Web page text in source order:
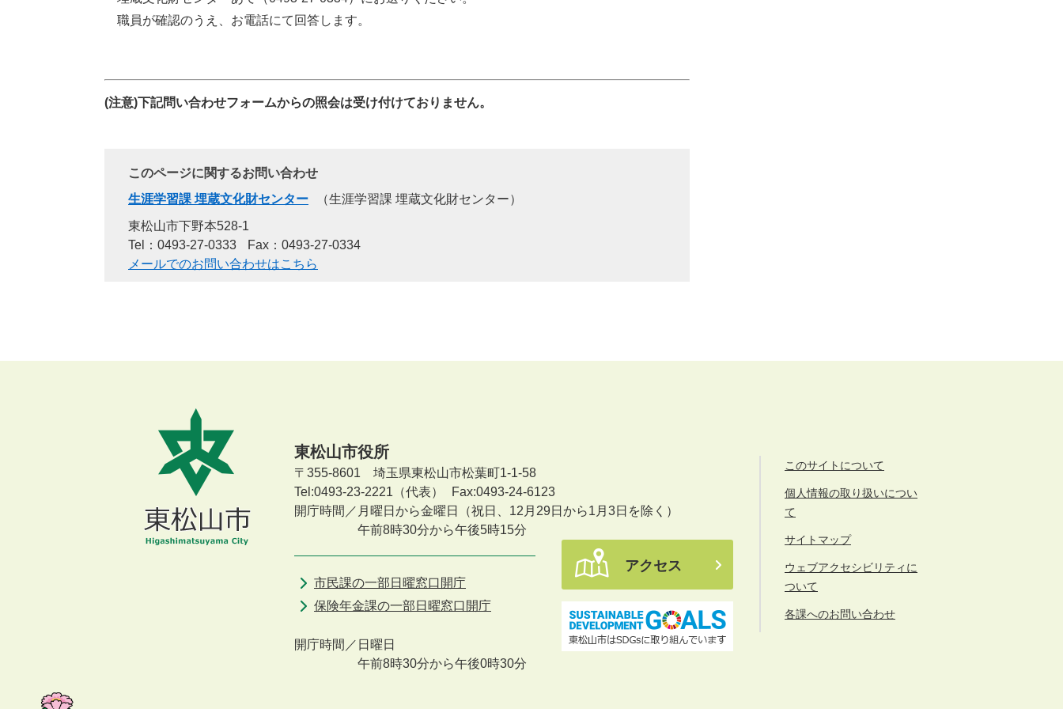
職員が確認のうえ、お電話にて回答します。
(注意)下記問い合わせフォームからの照会は受け付けておりません。
このページに関するお問い合わせ
生涯学習課 埋蔵文化財センター
生涯学習課 埋蔵文化財センター
東松山市下野本528-1
Tel：0493-27-0333
Fax：0493-27-0334
メールでのお問い合わせはこちら
東松山市役所
〒355-8601 埼玉県東松山市松葉町1-1-58
Tel:0493-23-2221（代表）
Fax:0493-24-6123
開庁時間／月曜日から金曜日
（祝日、12月29日から1月3日を除く）
午前8時30分から午後5時15分
市民課の一部日曜窓口開庁
保険年金課の一部日曜窓口開庁
開庁時間／ 日曜日
午前8時30分から午後0時30分
アクセス
このサイトについて
個人情報の取り扱いについ
て
サイトマップ
ウェブアクセシビリティに
ついて
各課へのお問い合わせ